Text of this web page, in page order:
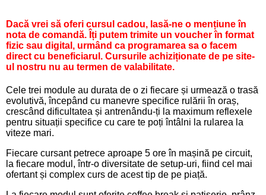
Dacă vrei să oferi cursul cadou, lasă-ne o mențiune în
nota de comandă. Îți putem trimite un voucher în format
fizic sau digital, urmând ca programarea sa o facem
direct cu beneficiarul. Cursurile achiziționate de pe site-
ul nostru nu au termen de valabilitate.
Cele trei module au durata de o zi fiecare și urmează o trasă
evolutivă, începând cu manevre specifice rulării în oraș,
crescând dificultatea și antrenându-ți la maximum reflexele
pentru situații specifice cu care te poți întâlni la rularea la
viteze mari.
Fiecare cursant petrece aproape 5 ore în mașină pe circuit,
la fiecare modul, într-o diversitate de setup-uri, fiind cel mai
ofertant și complex curs de acest tip de pe piață.